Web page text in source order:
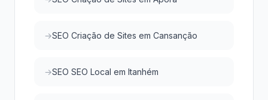
SEO Criação de Sites em Cansanção
SEO SEO Local em Itanhém